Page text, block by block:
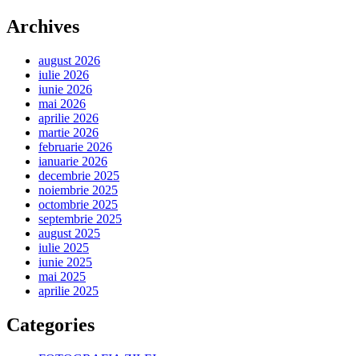
Archives
august 2026
iulie 2026
iunie 2026
mai 2026
aprilie 2026
martie 2026
februarie 2026
ianuarie 2026
decembrie 2025
noiembrie 2025
octombrie 2025
septembrie 2025
august 2025
iulie 2025
iunie 2025
mai 2025
aprilie 2025
Categories